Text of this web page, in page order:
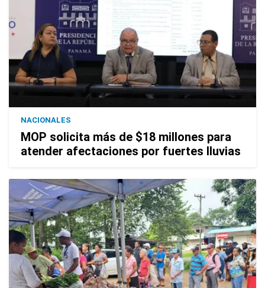
NACIONALES
MOP solicita más de $18 millones para
atender afectaciones por fuertes lluvias